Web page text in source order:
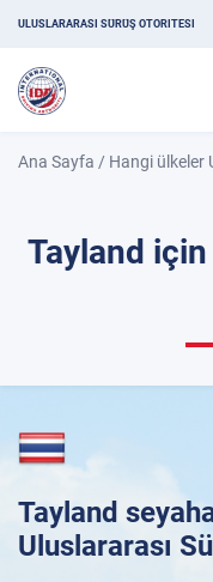
ULUSLARARASI SÜRÜŞ OTORITESI
Ana Sayfa / Hangi ülkeler
Tayland
Tayland
Uluslararası